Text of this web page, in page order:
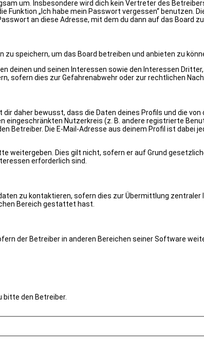
um. Insbesondere wird dich kein Vertreter des
„Ich habe mein Passwort vergessen“ benutzen.
an diese Adresse, mit dem du dann auf das Board
speichern, um das Board betreiben und anbieten zu
deinen und seinen Interessen sowie den Interessen
sofern dies zur Gefahrenabwehr oder zur rechtlichen
daher bewusst, dass die Daten deines Profils und die
Nutzerkreis (z. B. andere registrierte
Betreiber. Die E-Mail-Adresse aus deinem Profil ist dabei
Dies gilt nicht, sofern er auf Grund
erforderlich sind.
zu kontaktieren, sofern dies zur Übermittlung
Bereich gestattet hast.
der Betreiber in anderen Bereichen seiner Software
bitte den Betreiber.